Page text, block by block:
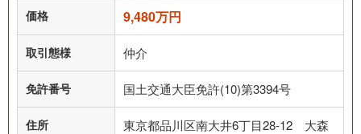
価格 9,480万円
取引態様 仲介
免許番号 国土交通大臣免許(10)第3394号
住所
東京都品川区南大井6丁目28-12 大森